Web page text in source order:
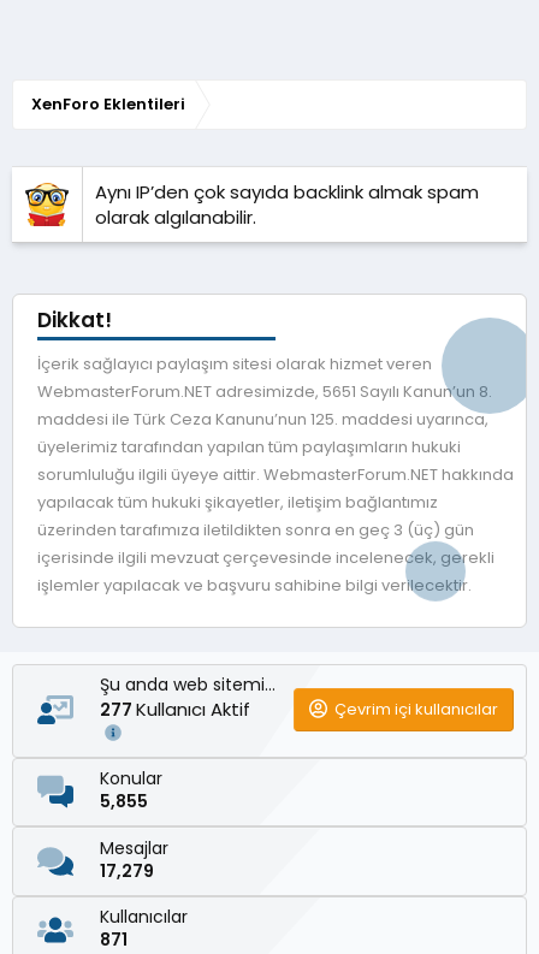
XenForo Eklentileri
Aynı IP’den çok sayıda backlink almak spam
olarak algılanabilir.
Dikkat!
İçerik sağlayıcı paylaşım sitesi olarak hizmet veren
WebmasterForum.NET adresimizde, 5651 Sayılı Kanun’un 8.
maddesi ile Türk Ceza Kanunu’nun 125. maddesi uyarınca,
üyelerimiz tarafından yapılan tüm paylaşımların hukuki
sorumluluğu ilgili üyeye aittir. WebmasterForum.NET hakkında
yapılacak tüm hukuki şikayetler, iletişim bağlantımız
üzerinden tarafımıza iletildikten sonra en geç 3 (üç) gün
içerisinde ilgili mevzuat çerçevesinde incelenecek, gerekli
işlemler yapılacak ve başvuru sahibine bilgi verilecektir.
Şu anda web sitemizde
277 Kullanıcı Aktif Çevrim içi kullanıcılar
Konular
5,855
Mesajlar
17,279
Kullanıcılar
871